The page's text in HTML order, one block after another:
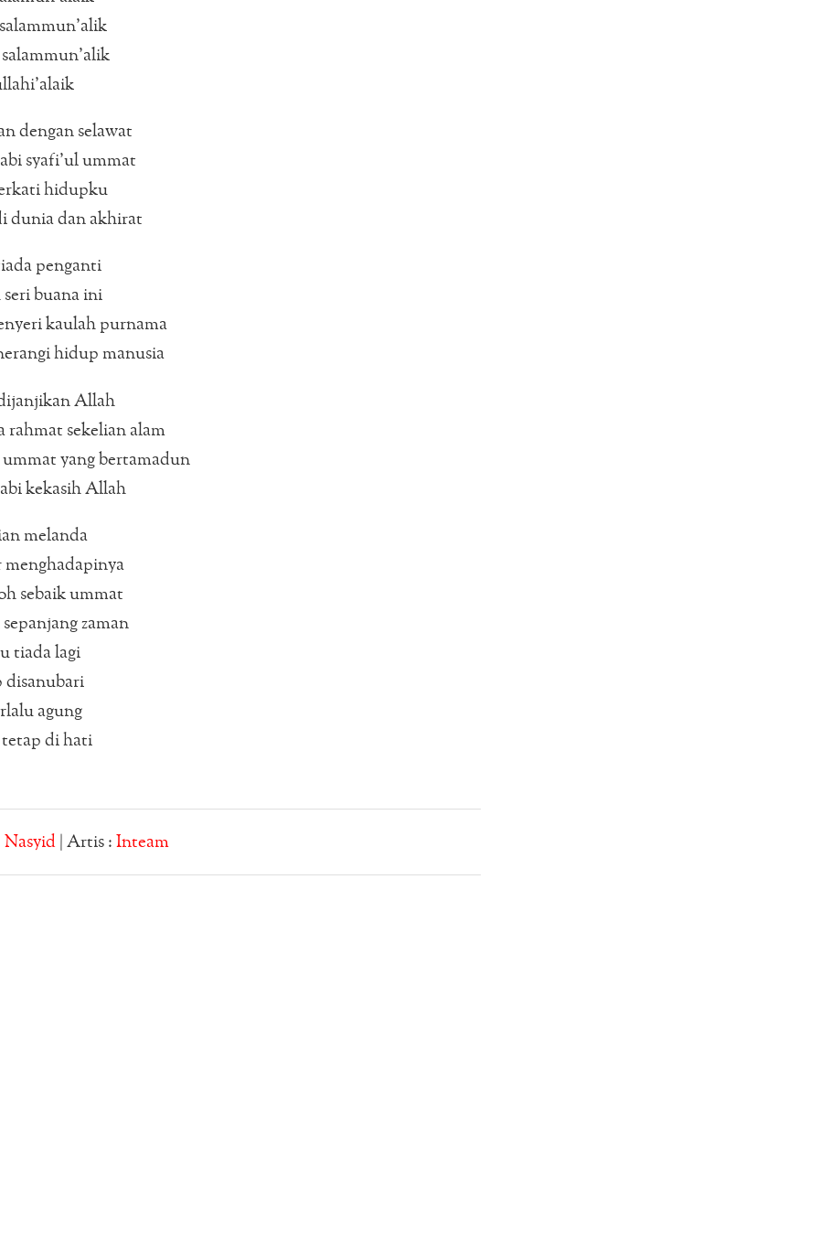
dengan selawat
syafi’ul ummat
hidupku
dunia dan akhirat
penganti
buana ini
kaulah purnama
hidup manusia
Allah
rahmat sekelian alam
yang bertamadun
kekasih Allah
melanda
menghadapinya
sebaik ummat
zaman
tiada lagi
disanubari
agung
di hati
Nasyid | Artis : Inteam